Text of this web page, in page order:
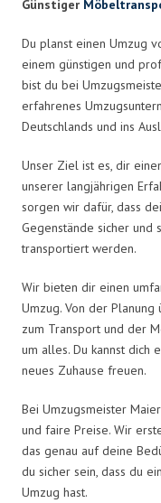
Günstiger
Du planst einen Umzug
einem günstigen und
bist du bei
erfahrenes
Deutschlands und ins
Unser Ziel ist es, dir
unserer langjährigen
sorgen wir dafür, dass
Gegenstände sicher und
transportiert werden.
Wir bieten dir einen
Umzug. Von der
zum Transport und der
um alles. Du kannst dich
neues Zuhause freuen.
Bei Umzugsmeister
und faire Preise. Wir
das genau auf deine
du sicher sein, dass du
Umzug hast.